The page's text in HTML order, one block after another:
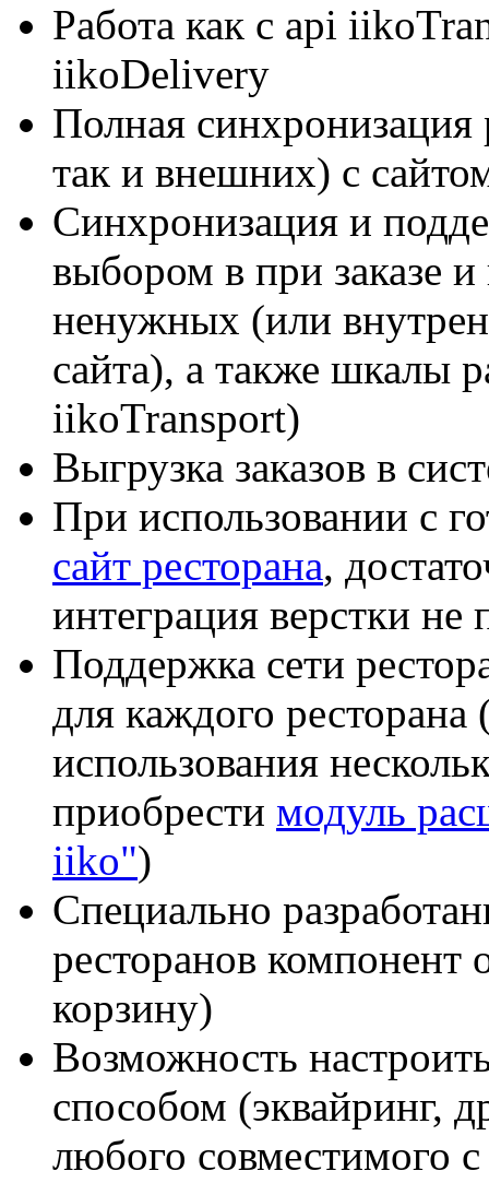
Работа как с api
iikoDelivery
Полная
так и внешних) с
Синхронизация и
выбором в при заказе
ненужных (или
сайта), а также шкалы
iikoTransport)
Выгрузка заказов в
При использовании с
сайт ресторана,
интеграция верстки не
Поддержка сети
для каждого
использования
приобрести модуль
iiko")
Специально
ресторанов компонент
корзину)
Возможность
способом (эквайринг,
любого совместимого